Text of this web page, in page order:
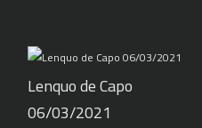
Lenquo de Capo
06/03/2021